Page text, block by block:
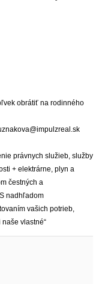
obrátiť na rodinného
právnych služieb, služby
+ elektrárne, plyn a
čestných a
nadhľadom
vašich potrieb,
vlastné“